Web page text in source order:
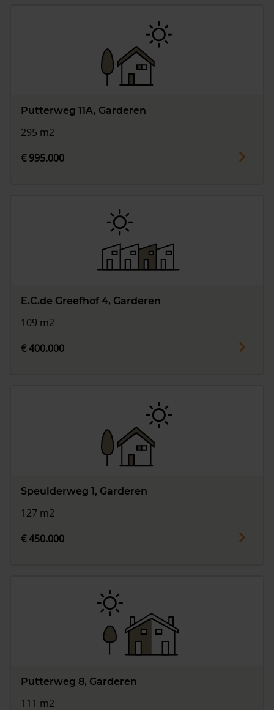
Putterweg 11A, Garderen
295 m2
€ 995.000
E.C.de Greefhof 4, Garderen
109 m2
€ 400.000
Speulderweg 1, Garderen
127 m2
€ 450.000
Putterweg 8, Garderen
111 m2